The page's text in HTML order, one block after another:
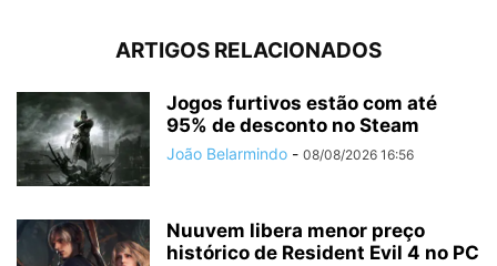
ARTIGOS RELACIONADOS
Jogos furtivos estão com até
95% de desconto no Steam
João Belarmindo - 08/08/2026 16:56
Nuuvem libera menor preço
histórico de Resident Evil 4 no PC